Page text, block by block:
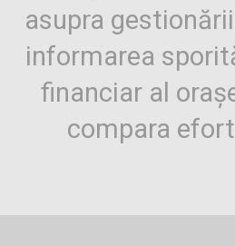
asupra
informarea
financiar al
compara